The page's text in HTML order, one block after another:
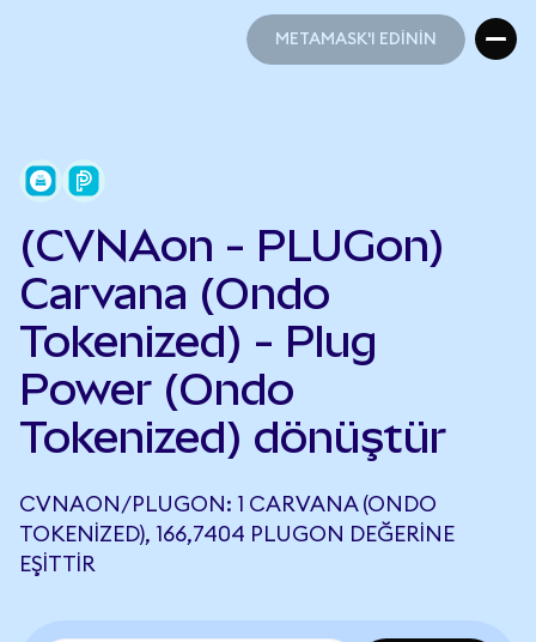
METAMASK'I EDİNİN
(CVNAon - PLUGon)
Carvana (Ondo
Tokenized) - Plug
Power (Ondo
Tokenized) dönüştür
CVNAON/PLUGON: 1 CARVANA (ONDO
TOKENIZED), 166,7404 PLUGON DEĞERINE
EŞITTIR